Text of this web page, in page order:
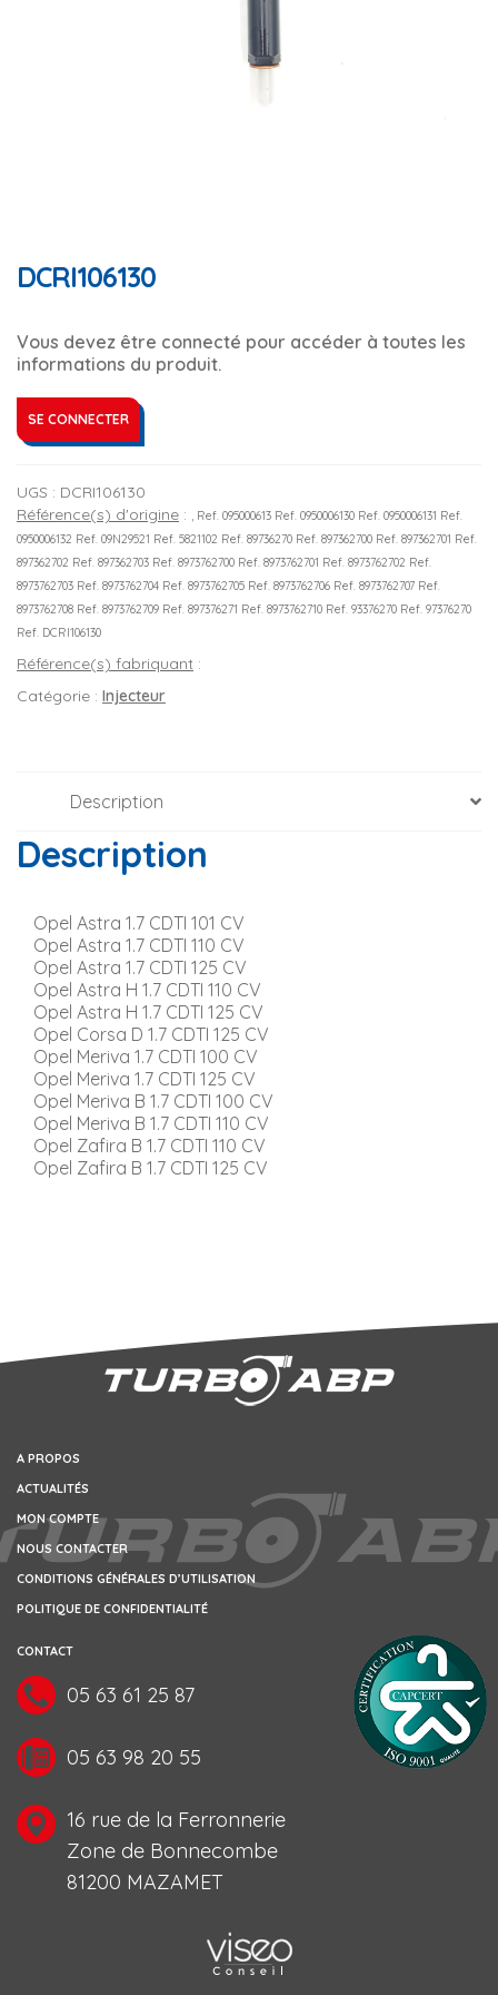
DCRI106130
Vous devez être connecté pour accéder à toutes les
informations du produit.
SE CONNECTER
UGS : DCRI106130
Référence(s) d'origine : , Ref. 095000613 Ref. 0950006130 Ref. 0950006131 Ref.
0950006132 Ref. 09N29521 Ref. 5821102 Ref. 89736270 Ref. 897362700 Ref. 897362701 Ref.
897362702 Ref. 897362703 Ref. 8973762700 Ref. 8973762701 Ref. 8973762702 Ref.
8973762703 Ref. 8973762704 Ref. 8973762705 Ref. 8973762706 Ref. 8973762707 Ref.
8973762708 Ref. 8973762709 Ref. 897376271 Ref. 8973762710 Ref. 93376270 Ref. 97376270
Ref. DCRI106130
Référence(s) fabriquant :
Catégorie : Injecteur
Description
Description
Opel Astra 1.7 CDTI 101 CV
Opel Astra 1.7 CDTI 110 CV
Opel Astra 1.7 CDTI 125 CV
Opel Astra H 1.7 CDTI 110 CV
Opel Astra H 1.7 CDTI 125 CV
Opel Corsa D 1.7 CDTI 125 CV
Opel Meriva 1.7 CDTI 100 CV
Opel Meriva 1.7 CDTI 125 CV
Opel Meriva B 1.7 CDTI 100 CV
Opel Meriva B 1.7 CDTI 110 CV
Opel Zafira B 1.7 CDTI 110 CV
Opel Zafira B 1.7 CDTI 125 CV
A PROPOS
ACTUALITÉS
MON COMPTE
NOUS CONTACTER
CONDITIONS GÉNÉRALES D’UTILISATION
POLITIQUE DE CONFIDENTIALITÉ
CONTACT
05 63 61 25 87
05 63 98 20 55
16 rue de la Ferronnerie
Zone de Bonnecombe
81200 MAZAMET